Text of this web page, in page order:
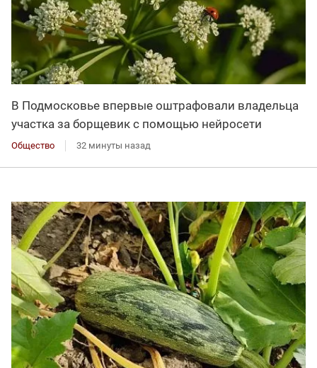
В Подмосковье впервые оштрафовали владельца
участка за борщевик с помощью нейросети
Общество 32 минуты назад